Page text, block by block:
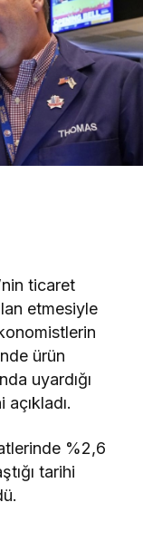
ticaret
etmesiyle
ürün
uyardığı
%2,6
tarihi